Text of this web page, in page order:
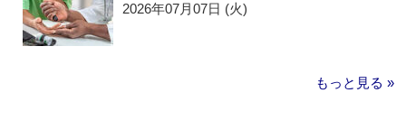
2026年07月07日 (火)
もっと見る »